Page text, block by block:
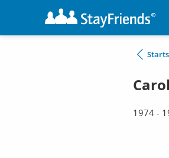
1974 -